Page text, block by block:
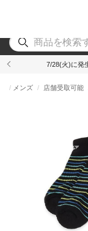
7/28(火)に発
メンズ 店舗受取可能